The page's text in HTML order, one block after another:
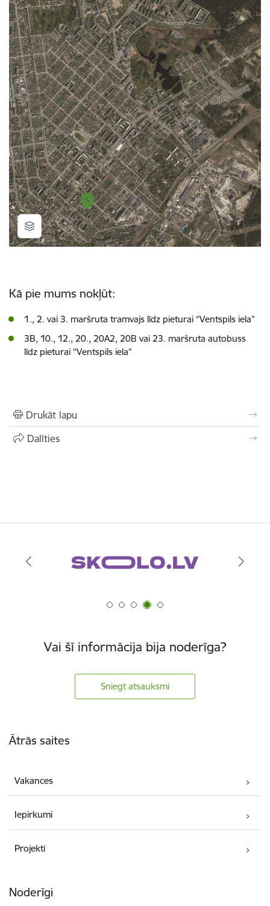
Kā pie mums nokļūt:
1., 2. vai 3. maršruta tramvajs līdz pieturai “Ventspils iela”
3B, 10., 12., 20., 20A2, 20B vai 23. maršruta autobuss
līdz pieturai “Ventspils iela”
Drukāt lapu
Dalīties
Vai šī informācija bija noderīga?
Sniegt atsauksmi
Ātrās saites
Vakances
Iepirkumi
Projekti
Noderīgi